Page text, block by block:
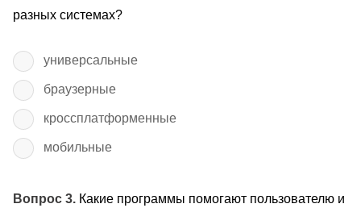
разных системах?
универсальные
браузерные
кроссплатформенные
мобильные
Вопрос 3. Какие программы помогают пользователю и